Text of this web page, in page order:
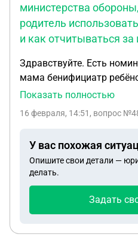
министерства
родитель
и как отчитываться за
Здравствуйте. Есть
мама бенифициатр
поступили деньги от
ребёнка и как
Показать полностью
16 февраля, 14:51 , вопрос
У вас похожая
Опишите свои детали —
делать.
Задать